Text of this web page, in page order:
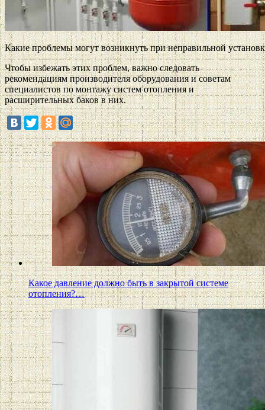
Какие проблемы могут возникнуть при неправильной
Чтобы избежать этих проблем, важно следовать
рекомендациям производителя оборудования и советам
специалистов по монтажу систем отопления и
расширительных баков в них.
Какое давление должно быть в закрытой системе
отопления?…